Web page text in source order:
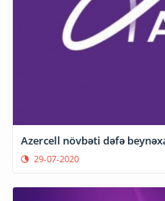
Azercell növbəti dəfə
29-07-2020